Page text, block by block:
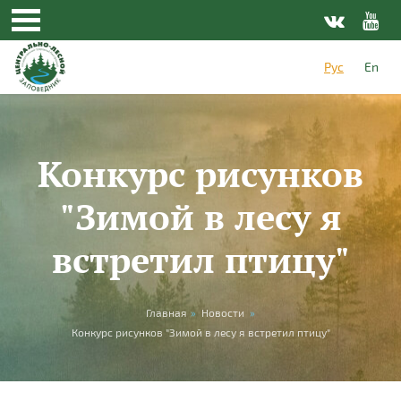
Перейти к основному содержанию
Рус
En
Конкурс рисунков
"Зимой в лесу я
встретил птицу"
Вы здесь Главная » Новости »
Конкурс рисунков "Зимой в лесу я встретил птицу"